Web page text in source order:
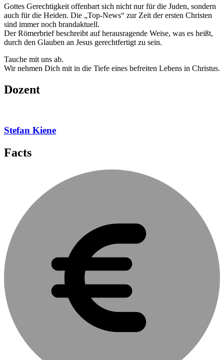
Gottes Gerechtigkeit offenbart sich nicht nur für die Juden, sondern
auch für die Heiden. Die „Top-News“ zur Zeit der ersten Christen
sind immer noch brandaktuell.
Der Römerbrief beschreibt auf herausragende Weise, was es heißt,
durch den Glauben an Jesus gerechtfertigt zu sein.
Tauche mit uns ab.
Wir nehmen Dich mit in die Tiefe eines befreiten Lebens in Christus.
Dozent
Stefan Kiene
Facts